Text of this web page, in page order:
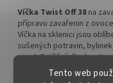
Tento web
Víčka Twist Off 38na
přípravu zavařenin z
Víčka na sklenici jsou
sušených potravin,
apod. Zajišťují dlouhou
mikroorganismy, vlhkostí